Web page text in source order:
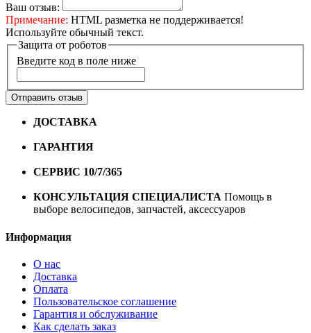
Ваш отзыв:
Примечание: HTML разметка не поддерживается!
Используйте обычный текст.
Защита от роботов
Введите код в поле ниже
Отправить отзыв
ДОСТАВКА
ГАРАНТИЯ
СЕРВИС 10/7/365
КОНСУЛЬТАЦИЯ СПЕЦИАЛИСТА Помощь в
выборе велосипедов, запчастей, аксессуаров
Информация
О нас
Доставка
Оплата
Пользовательское соглашение
Гарантия и обслуживание
Как сделать заказ